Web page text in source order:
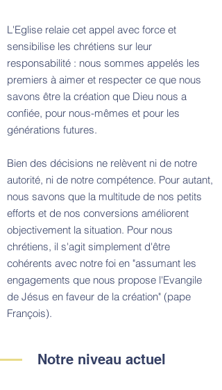
L'Eglise relaie cet appel avec force et
sensibilise les chrétiens sur leur
responsabilité : nous sommes appelés les
premiers à aimer et respecter ce que nous
savons être la création que Dieu nous a
confiée, pour nous-mêmes et pour les
générations futures.
Bien des décisions ne relèvent ni de notre
autorité, ni de notre compétence. Pour autant,
nous savons que la multitude de nos petits
efforts et de nos conversions améliorent
objectivement la situation. Pour nous
chrétiens, il s'agit simplement d'être
cohérents avec notre foi en "assumant les
engagements que nous propose l'Evangile
de Jésus en faveur de la création" (pape
François).
Notre niveau actuel